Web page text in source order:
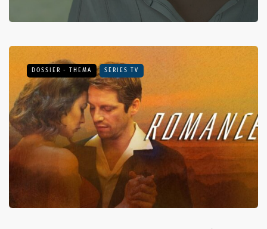
DOSSIER - THEMA SÉRIES TV